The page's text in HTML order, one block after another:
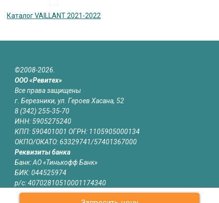
Каталог VAILLANT 2021-2022
©2008-2026.
ООО «Ревитех»
Все права защищены
г. Березники, ул. Героев Хасана, 52
8 (342) 255-35-70
ИНН: 5905275240
КПП: 590401001 ОГРН: 1105905000134
ОКПО/ОКАТО: 63329741/57401367000
Реквизиты банка
Банк: АО «Тинькофф Банк»
БИК: 044525974
р/с: 40702810510001174340
к/с: 30101810145250000974